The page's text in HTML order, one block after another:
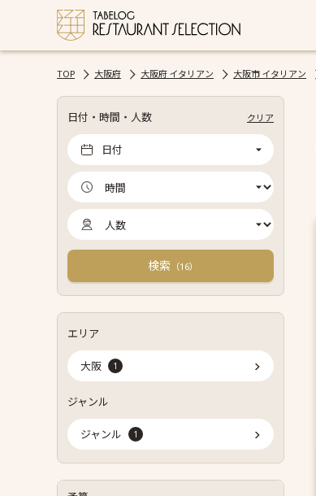
TOP 大阪府 大阪府 イタリアン 大阪市 イタリアン
日付・時間・人数 クリア
日付
検索 （16）
エリア
大阪 1
ジャンル
ジャンル 1